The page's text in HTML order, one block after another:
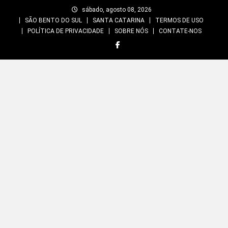
sábado, agosto 08, 2026
SÃO BENTO DO SUL
SANTA CATARINA
TERMOS DE USO
POLÍTICA DE PRIVACIDADE
SOBRE NÓS CONTATE-NOS